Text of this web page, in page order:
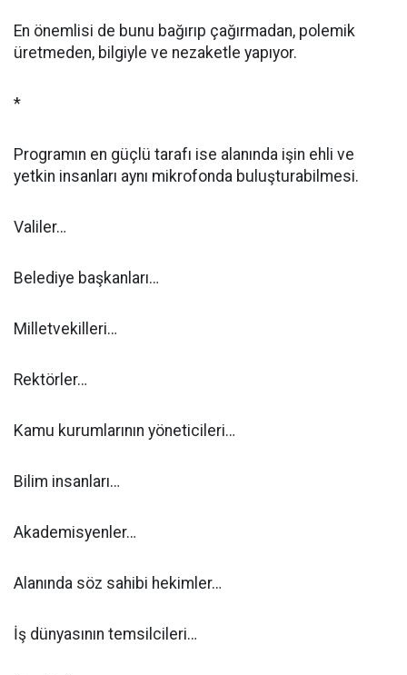
En önemlisi de bunu bağırıp çağırmadan, polemik
üretmeden, bilgiyle ve nezaketle yapıyor.
*
Programın en güçlü tarafı ise alanında işin ehli ve
yetkin insanları aynı mikrofonda buluşturabilmesi.
Valiler…
Belediye başkanları…
Milletvekilleri…
Rektörler…
Kamu kurumlarının yöneticileri…
Bilim insanları…
Akademisyenler…
Alanında söz sahibi hekimler…
İş dünyasının temsilcileri…